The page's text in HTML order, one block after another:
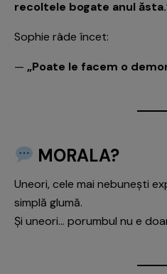
recoltele bogate anul
Sophie râde încet:
— „Poate le facem o
MORALA?
Uneori, cele mai nebunești
simplă glumă.
Și uneori… porumbul nu e